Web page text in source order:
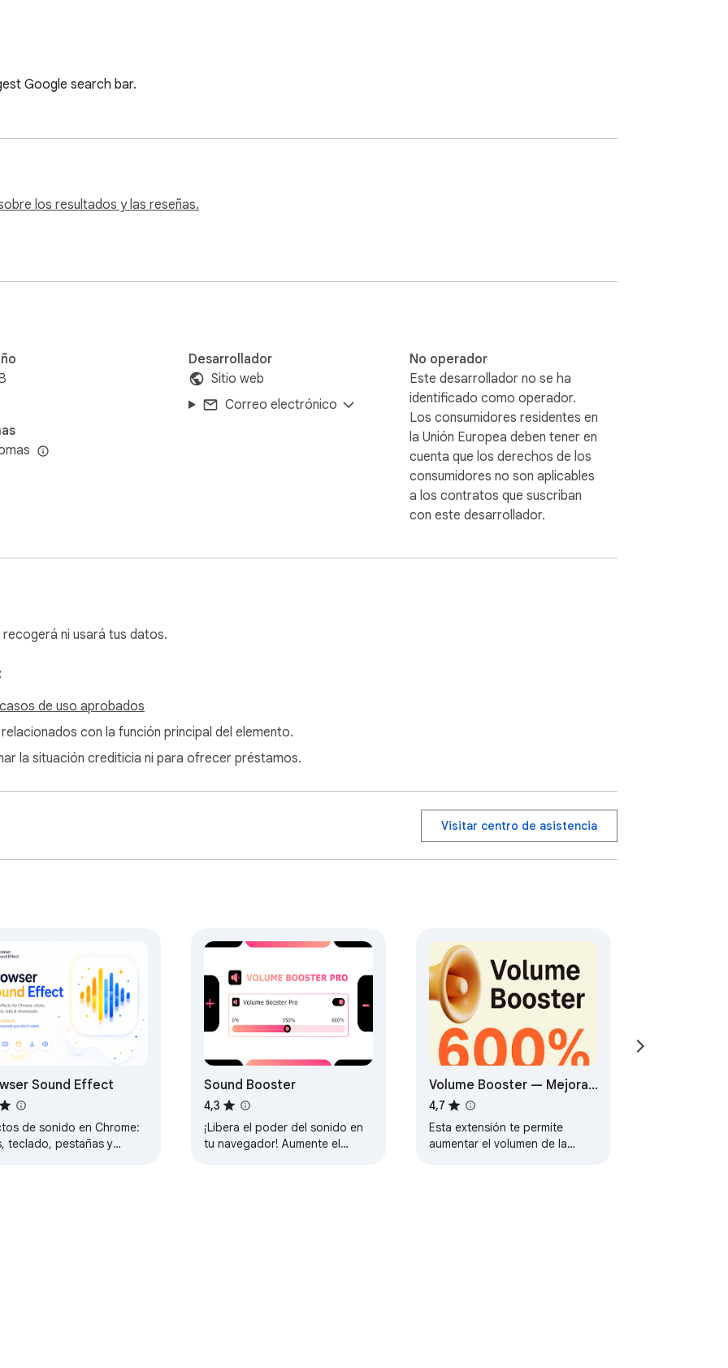
Google search bar.
restored automatically.
los resultados y las reseñas.
Desarrollador
Sitio web
Correo electrónico
No operador
Este desarrollador no se ha
identificado como operador.
Los consumidores residentes en
la Unión Europea deben tener en
cuenta que los derechos de los
consumidores no son aplicables
a los contratos que suscriban
con este desarrollador.
ni usará tus datos.
de uso aprobados
con la función principal del elemento.
la situación crediticia ni para ofrecer préstamos.
Visitar centro de asistencia
Sound Effect
de sonido en Chrome:
teclado, pestañas y
Sound Booster
4,3
¡Libera el poder del sonido en
tu navegador! Aumente el
Volume Booster — Mejorar
el sonido
4,7
Esta extensión te permite
aumentar el volumen de la